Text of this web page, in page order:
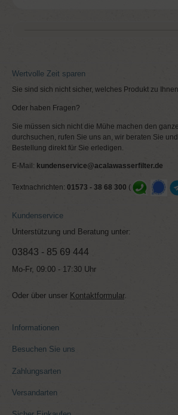
Wertvolle Zeit sparen
Sie sind sich nicht sicher, welches Produkt zu
Oder haben Fragen?
Sie müssen sich nicht die Mühe machen den
durchsuchen, rufen Sie uns an, wir beraten Sie
Bestellung direkt für Sie erledigen.
E-Mail: kundenservice@acalawasserfilter.de
Textnachrichten: 01573 - 38 68 300 (
Informationen
Kundenservice
Unterstützung und Beratung unter:
03843 - 85 69 444
Mo-Fr, 09:00 - 17:30 Uhr
Oder über unser Kontaktformular.
Besuchen Sie uns
Zahlungsarten
Versandarten